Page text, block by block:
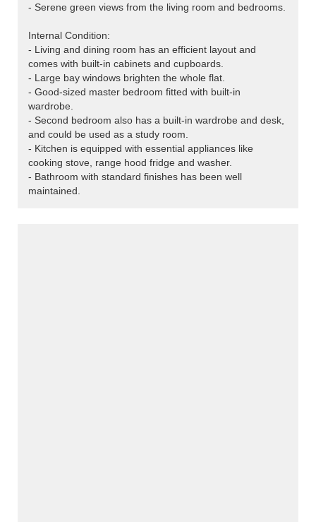
- Serene green views from the living room and bedrooms.
Internal Condition:
- Living and dining room has an efficient layout and
comes with built-in cabinets and cupboards.
- Large bay windows brighten the whole flat.
- Good-sized master bedroom fitted with built-in
wardrobe.
- Second bedroom also has a built-in wardrobe and desk,
and could be used as a study room.
- Kitchen is equipped with essential appliances like
cooking stove, range hood fridge and washer.
- Bathroom with standard finishes has been well
maintained.